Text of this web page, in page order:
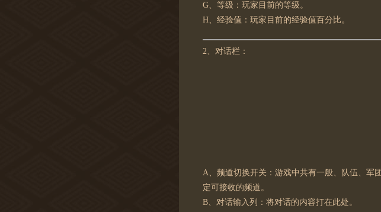
G、等级：玩家目前的等级。
H、经验值：玩家目前的经验值百分比。
2、对话栏：
A、频道切换开关：游戏中共有一般、队伍、军
定可接收的频道。
B、对话输入列：将对话的内容打在此处。